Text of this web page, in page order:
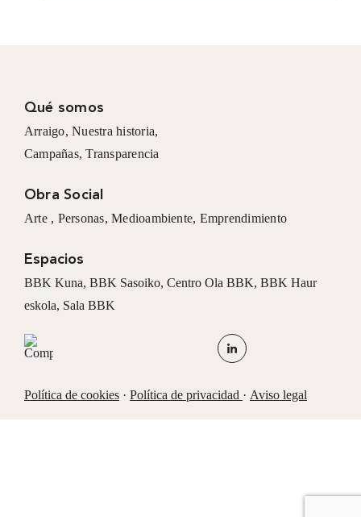
Qué somos
Arraigo,Nuestra historia,
Campañas, Transparencia
Obra Social
Arte , Personas,Medioambiente, Emprendimiento
Espacios
BBK Kuna, BBK Sasoiko, Centro Ola BBK, BBK Haur
eskola, Sala BBK
Política de cookies· Política de privacidad · Aviso legal